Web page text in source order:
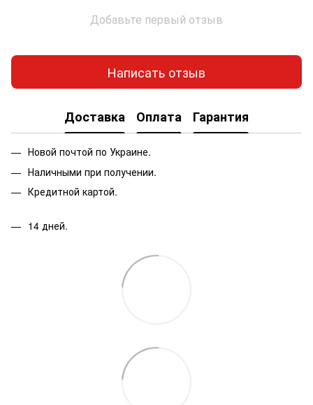
Добавьте первый отзыв
Написать отзыв
Доставка Оплата Гарантия
Новой почтой по Украине.
Наличными при получении.
Кредитной картой.
14 дней.